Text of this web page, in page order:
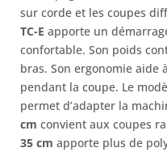
sur corde et les coupes
TC-E apporte un
confortable. Son poids
bras. Son ergonomie aide
pendant la coupe. Le
permet d’adapter la
cm convient aux coupes
35 cm apporte plus de